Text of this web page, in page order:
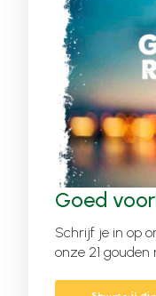
Goed
Schrijf je in op
onze 21 gouden